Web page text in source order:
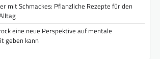
mit Schmackes: Pflanzliche Rezepte für den
eine neue Perspektive auf mentale
geben kann